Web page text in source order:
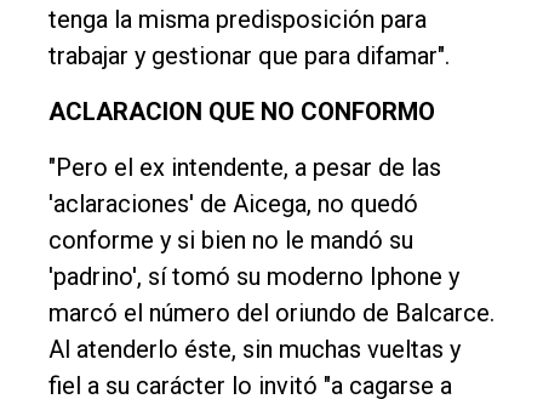
tenga la misma predisposición para
trabajar y gestionar que para difamar".
ACLARACION QUE NO CONFORMO
"Pero el ex intendente, a pesar de las
'aclaraciones' de Aicega, no quedó
conforme y si bien no le mandó su
'padrino', sí tomó su moderno Iphone y
marcó el número del oriundo de Balcarce.
Al atenderlo éste, sin muchas vueltas y
fiel a su carácter lo invitó "a cagarse a